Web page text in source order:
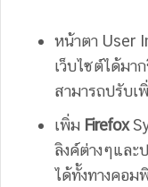
หน้าตา User
เว็บไซต์ได้มา
สามารถปรับเ
เพิ่ม Firefox
ลิงค์ต่างๆและ
ได้ทั้งทางคอม